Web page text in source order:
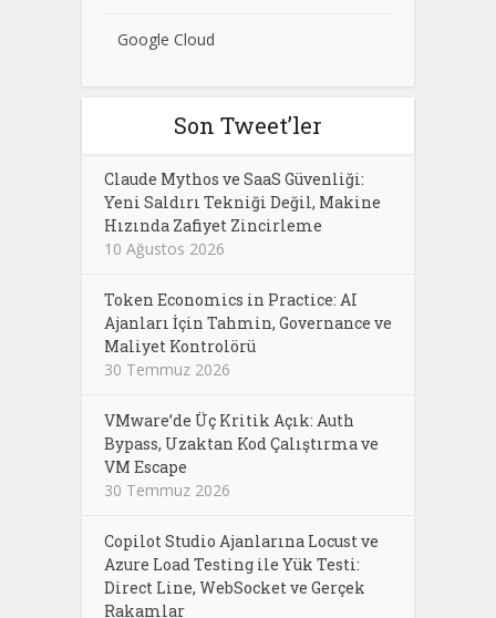
Google Cloud
Son Tweet’ler
Claude Mythos ve SaaS Güvenliği:
Yeni Saldırı Tekniği Değil, Makine
Hızında Zafiyet Zincirleme
10 Ağustos 2026
Token Economics in Practice: AI
Ajanları İçin Tahmin, Governance ve
Maliyet Kontrolörü
30 Temmuz 2026
VMware’de Üç Kritik Açık: Auth
Bypass, Uzaktan Kod Çalıştırma ve
VM Escape
30 Temmuz 2026
Copilot Studio Ajanlarına Locust ve
Azure Load Testing ile Yük Testi:
Direct Line, WebSocket ve Gerçek
Rakamlar